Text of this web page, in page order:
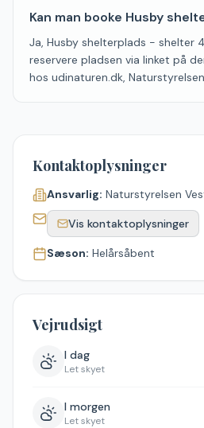
Kan man booke Husby
Ja, Husby shelterplads - shelter
reservere pladsen via linket på
hos udinaturen.dk,
Kontaktoplysninger
Ansvarlig: Naturstyrelsen
Vis kontaktoplysninger
Sæson: Helårsåbent
Vejrudsigt
I dag
Let skyet
I morgen
Let skyet